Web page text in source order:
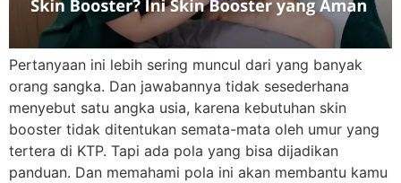
Pertanyaan ini lebih sering muncul dari yang banyak
orang sangka. Dan jawabannya tidak sesederhana
menyebut satu angka usia, karena kebutuhan skin
booster tidak ditentukan semata-mata oleh umur yang
tertera di KTP. Tapi ada pola yang bisa dijadikan
panduan. Dan memahami pola ini akan membantu kamu